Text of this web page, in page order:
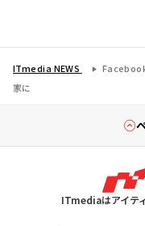
ITmedia NEWS
家に
ITmediaはアイテ